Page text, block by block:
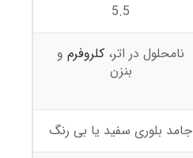
5.5
نامحلول در اتر، کلروفرم و
بنزن
جامد بلوری سفید یا بی رنگ